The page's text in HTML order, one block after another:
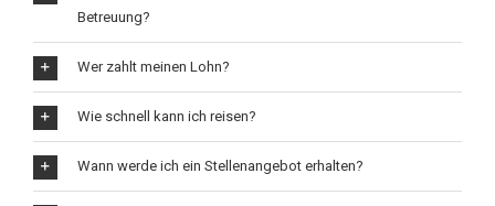
Betreuung?
Wer zahlt meinen Lohn?
Wie schnell kann ich reisen?
Wann werde ich ein Stellenangebot erhalten?